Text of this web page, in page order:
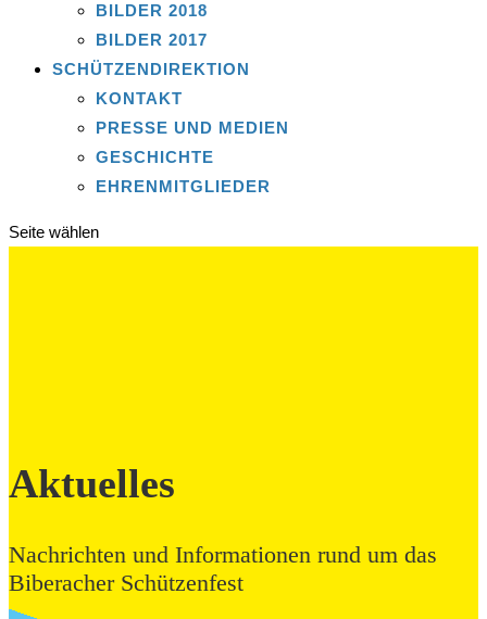
BILDER 2018
BILDER 2017
SCHÜTZENDIREKTION
KONTAKT
PRESSE UND MEDIEN
GESCHICHTE
EHRENMITGLIEDER
Seite wählen
Aktuelles
Nachrichten und Informationen rund um das
Biberacher Schützenfest